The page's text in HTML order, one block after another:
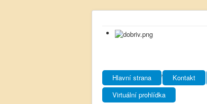
Hlavní strana Kontakt
Virtuální prohlídka